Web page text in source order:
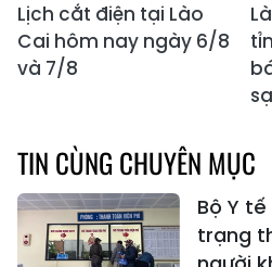
Lịch cắt điện tại Lào
Cai hôm nay ngày 6/8
và 7/8
TIN CÙNG CHUYÊN MỤC
Bộ Y
trạng